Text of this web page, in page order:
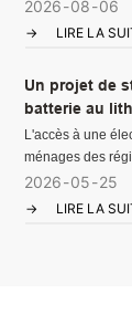
2026 08 06
LIRE LA
Un projet de
batterie au
fournir une
meilleure
L'accès à une
ménages des
stockage
une alimentation
2026 05 25
LIRE LA